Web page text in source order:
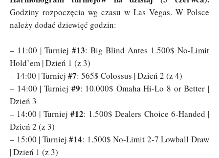
Godziny rozpoczęcia wg czasu w Las Vegas. W Polsce
należy dodać dziewięć godzin:
– 11:00 | Turniej #13: Big Blind Antes 1.500$ No-Limit
Hold’em | Dzień 1 (z 3)
– 14:00 | Turniej #7: 565$ Colossus | Dzień 2 (z 4)
– 14:00 | Turniej #9: 10.000$ Omaha Hi-Lo 8 or Better |
Dzień 3
– 14:00 | Turniej #12: 1.500$ Dealers Choice 6-Handed |
Dzień 2 (z 3)
– 15:00 | Turniej#14: 1.500$ No-Limit 2-7 Lowball Draw
| Dzień 1 (z 3)